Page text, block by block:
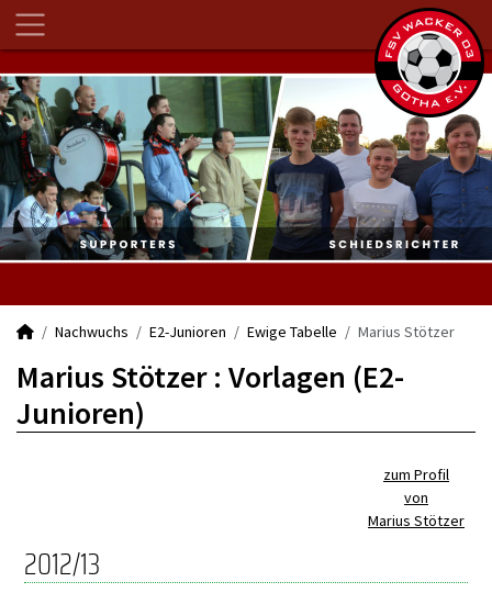
Nachwuchs E2-Junioren Ewige Tabelle Marius Stötzer
Marius Stötzer : Vorlagen (E2-
Junioren)
zum Profil
von
Marius Stötzer
2012/13